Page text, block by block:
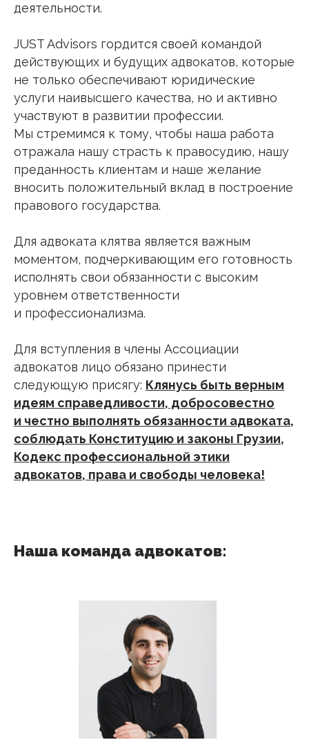
деятельности.
JUST Advisors гордится своей командой
действующих и будущих адвокатов, которые
не только обеспечивают юридические
услуги наивысшего качества, но и активно
участвуют в развитии профессии.
Мы стремимся к тому, чтобы наша работа
отражала нашу страсть к правосудию, нашу
преданность клиентам и наше желание
вносить положительный вклад в построение
правового государства.
Для адвоката клятва является важным
моментом, подчеркивающим его готовность
исполнять свои обязанности с высоким
уровнем ответственности
и профессионализма.
Для вступления в члены Ассоциации
адвокатов лицо обязано принести
следующую присягу: Клянусь быть верным
идеям справедливости, добросовестно
и честно выполнять обязанности адвоката,
соблюдать Конституцию и законы Грузии,
Кодекс профессиональной этики
адвокатов, права и свободы человека!
Наша команда адвокатов: